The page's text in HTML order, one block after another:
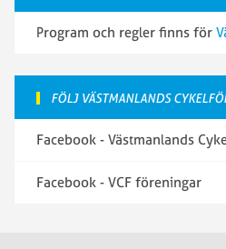
Program och regler finns för
FÖLJ VÄSTMANLANDS
Facebook - Västmanlands
Facebook - VCF föreningar